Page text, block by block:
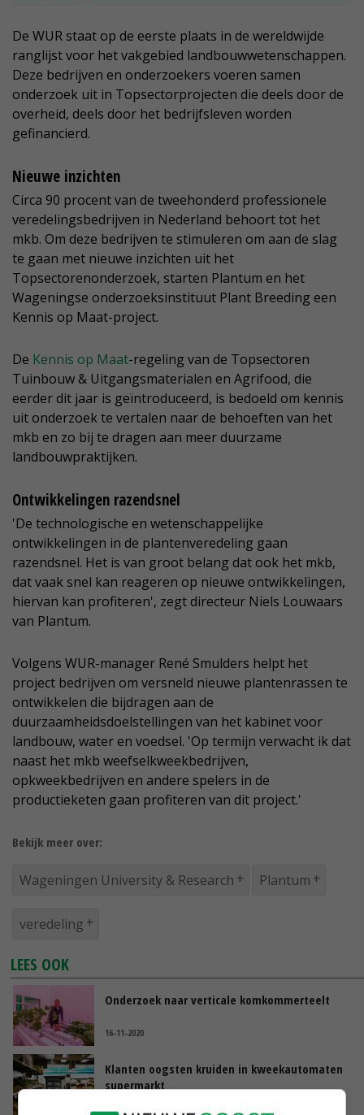
De WUR staat op de eerste plaats in de wereldwijde
ranglijst voor het vakgebied landbouwwetenschappen.
Deze bedrijven en onderzoekers voeren samen
onderzoek uit in Topsectorprojecten die deels door de
overheid, deels door het bedrijfsleven worden
gefinancierd.
Nieuwe inzichten
Circa 90 procent van de tweehonderd professionele
veredelingsbedrijven in Nederland behoort tot het
mkb. Om deze bedrijven te stimuleren om aan de slag
te gaan met nieuwe inzichten uit het
Topsectorenonderzoek, starten Plantum en het
Wageningse onderzoeksinstituut Plant Breeding een
Kennis op Maat-project.
De Kennis op Maat-regeling van de Topsectoren
Tuinbouw & Uitgangsmaterialen en Agrifood, die
eerder dit jaar is geïntroduceerd, is bedoeld om kennis
uit onderzoek te vertalen naar de behoeften van het
mkb en zo bij te dragen aan meer duurzame
landbouwpraktijken.
Ontwikkelingen razendsnel
'De technologische en wetenschappelijke
ontwikkelingen in de plantenveredeling gaan
razendsnel. Het is van groot belang dat ook het mkb,
dat vaak snel kan reageren op nieuwe ontwikkelingen,
hiervan kan profiteren', zegt directeur Niels Louwaars
van Plantum.
Volgens WUR-manager René Smulders helpt het
project bedrijven om versneld nieuwe plantenrassen te
ontwikkelen die bijdragen aan de
duurzaamheidsdoelstellingen van het kabinet voor
landbouw, water en voedsel. 'Op termijn verwacht ik dat
naast het mkb weefselkweekbedrijven,
opkweekbedrijven en andere spelers in de
productieketen gaan profiteren van dit project.'
Bekijk meer over:
Wageningen University & Research Plantum
veredeling
LEES OOK
Onderzoek naar verticale komkommerteelt
16-11-2020
Klanten oogsten kruiden in kweekautomaten
supermarkt